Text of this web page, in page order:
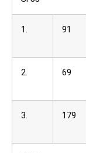
1. 91
2. 69
3. 179